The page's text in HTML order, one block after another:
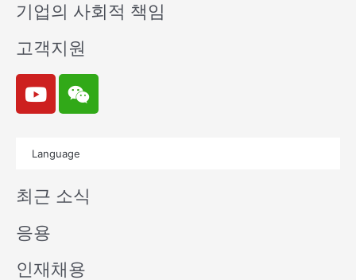
기업의 사회적 책임
고객지원
Y
o
u
e
W
e
i
n
Language
최근 소식
응용
인재채용